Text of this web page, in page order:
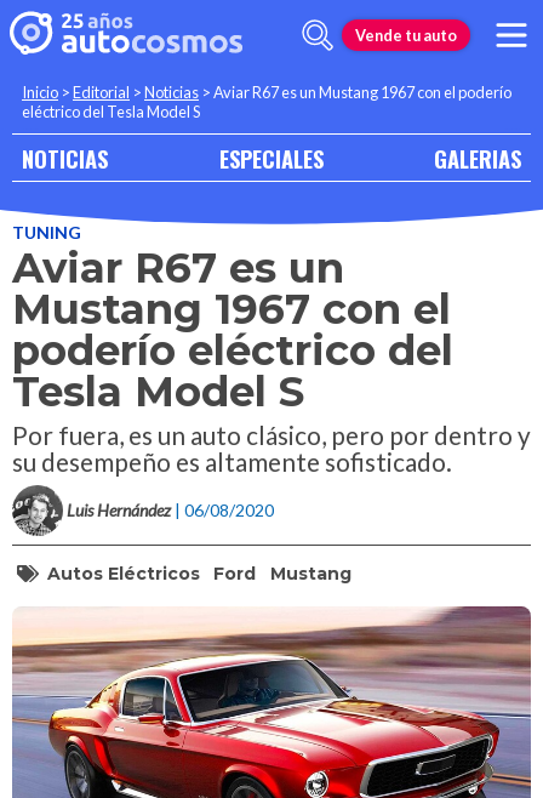
Vende tu auto
Inicio >Editorial >Noticias >Aviar R67 es un Mustang 1967 con el poderío
eléctrico del Tesla Model S
NOTICIAS ESPECIALES GALERIAS
TUNING
Aviar R67 es un
Mustang 1967 con el
poderío eléctrico del
Tesla Model S
Por fuera, es un auto clásico, pero por dentro y
su desempeño es altamente sofisticado.
Luis Hernández | 06/08/2020
Autos Eléctricos Ford Mustang